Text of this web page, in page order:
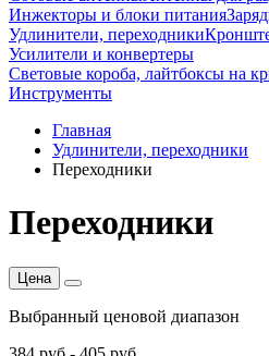
Инжекторы и блоки питания
Удлинители, переходники
Усилители и конвертеры
Световые короба, лайтбоксы на
Инструменты
Главная
Удлинители, переходники
Переходники
Переходники
Цена
Выбранный ценовой диапазон